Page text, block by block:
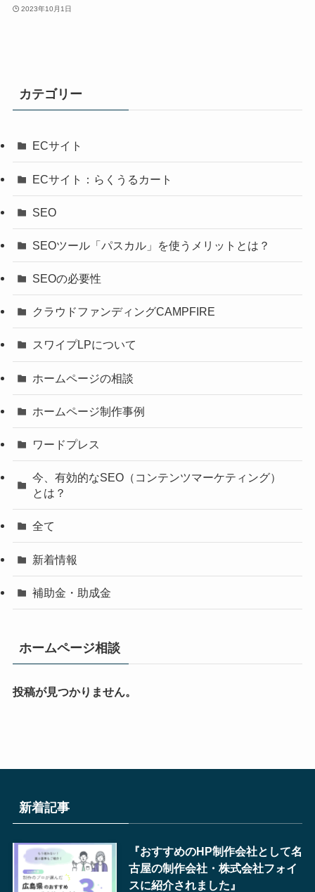
2023年10月1日
カテゴリー
ECサイト
ECサイト：らくうるカート
SEO
SEOツール「パスカル」を使うメリットとは？
SEOの必要性
クラウドファンディングCAMPFIRE
スワイプLPについて
ホームページの相談
ホームページ制作事例
ワードプレス
今、有効的なSEO（コンテンツマーケティング）
とは？
全て
新着情報
補助金・助成金
ホームページ相談
投稿が見つかりません。
新着記事
『おすすめのHP制作会社として名
古屋の制作会社・株式会社フォイ
スに紹介されました』